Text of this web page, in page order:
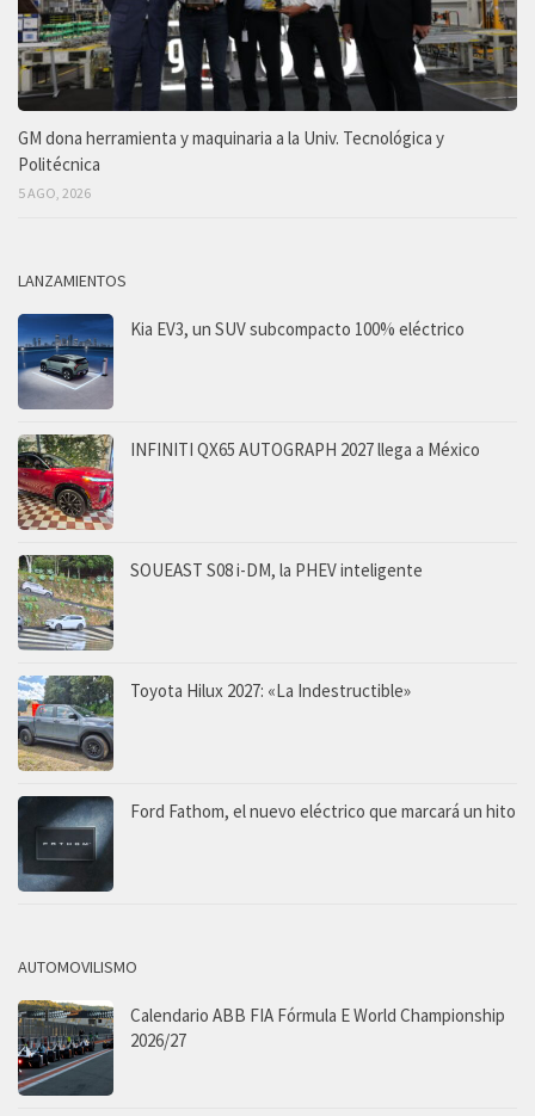
GM dona herramienta y maquinaria a la Univ. Tecnológica y
Politécnica
5 AGO, 2026
LANZAMIENTOS
Kia EV3, un SUV subcompacto 100% eléctrico
INFINITI QX65 AUTOGRAPH 2027 llega a México
SOUEAST S08 i-DM, la PHEV inteligente
Toyota Hilux 2027: «La Indestructible»
Ford Fathom, el nuevo eléctrico que marcará un hito
AUTOMOVILISMO
Calendario ABB FIA Fórmula E World Championship
2026/27